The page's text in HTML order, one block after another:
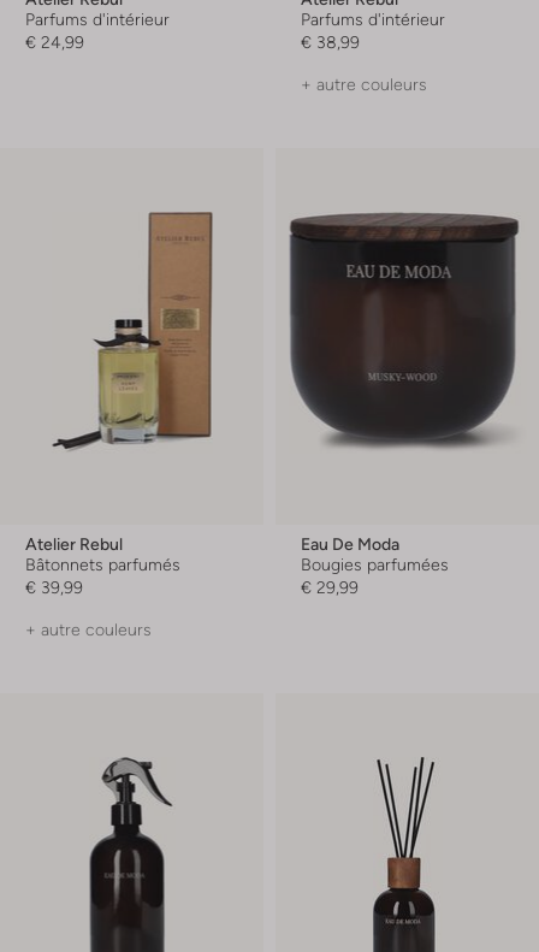
Parfums d'intérieur
€ 24,99
Parfums d'intérieur
€ 38,99
+ autre couleurs
Atelier Rebul
Bâtonnets parfumés
€ 39,99
+ autre couleurs
Eau De Moda
Bougies parfumées
€ 29,99